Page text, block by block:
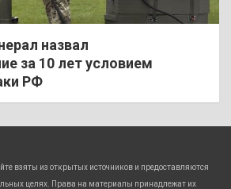
назвал
за 10 лет условием
РФ
взяты из открытых источников и предоставляются
целях. Права на материалы принадлежат их